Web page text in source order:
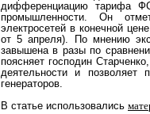
дифференциацию тарифа
промышленности. Он
электросетей в конечной
от 5 апреля). По мнению
завышена в разы по
поясняет господин
деятельности и
генераторов.
В статье использовались